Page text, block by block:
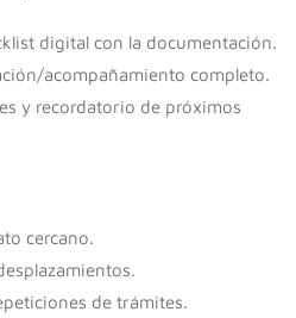
digital con la documentación.
acompañamiento completo.
y recordatorio de próximos
cercano.
de trámites.